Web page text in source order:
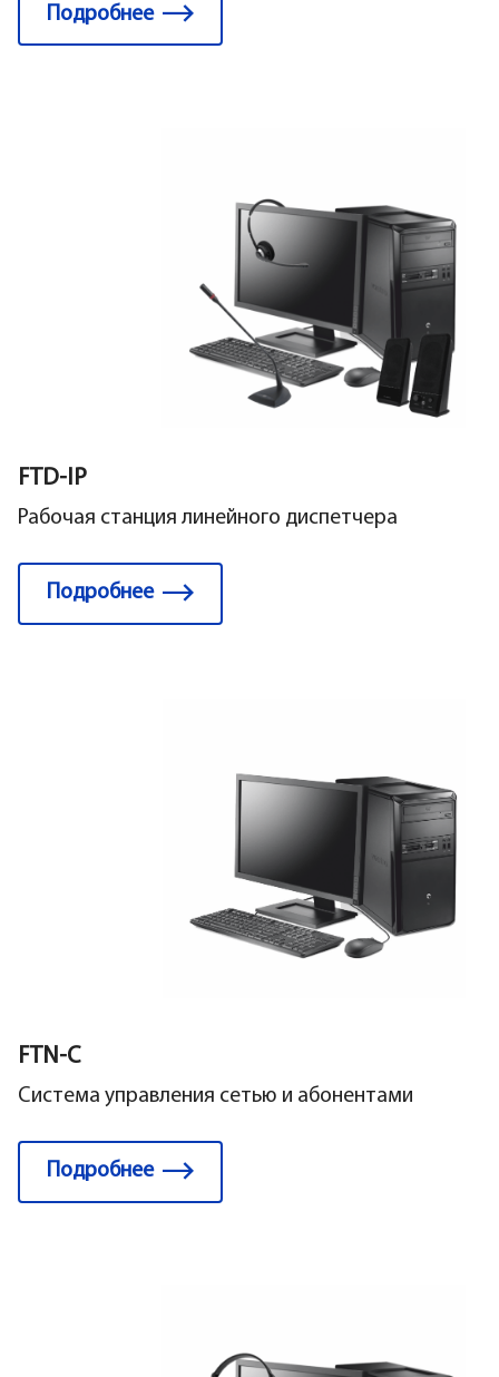
Подробнее
FTD-IP
Рабочая станция линейного диспетчера
Подробнее
FTN-C
Система управления сетью и абонентами
Подробнее